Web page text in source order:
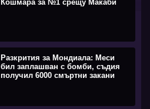
Кошмара за №1 срещу Макаби
Разкрития за Мондиала: Меси
бил заплашван с бомби, съдия
получил 6000 смъртни закани